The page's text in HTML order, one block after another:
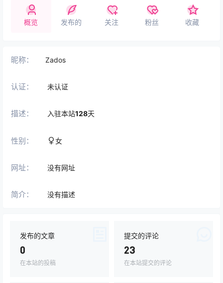
概览 发布的 关注 粉丝 收藏
昵称： Zados
认证： 未认证
描述： 入驻本站128天
性别： 女
网址： 没有网址
简介： 没有描述
发布的文章
0
在本站的投稿
提交的评论
23
在本站提交的评论